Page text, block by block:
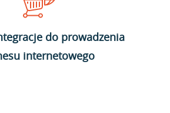
do prowadzenia
internetowego